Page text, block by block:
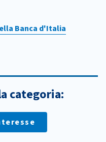
Banca d'Italia
categoria: